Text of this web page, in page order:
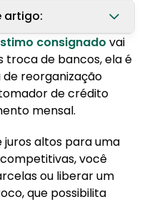
artigo:
no
de
de consignado
portabilidade
consignado vai
troca de bancos, ela é
reorganização
de crédito
mensal.
altos para uma
você
ou liberar um
que possibilita